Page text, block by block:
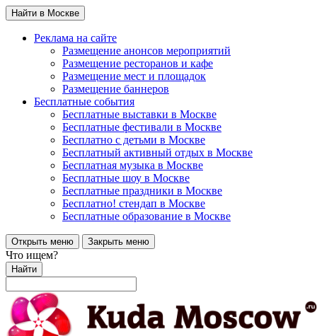
Найти в Москве
Реклама на сайте
Размещение анонсов мероприятий
Размещение ресторанов и кафе
Размещение мест и площадок
Размещение баннеров
Бесплатные события
Бесплатные выставки в Москве
Бесплатные фестивали в Москве
Бесплатно с детьми в Москве
Бесплатный активный отдых в Москве
Бесплатная музыка в Москве
Бесплатные шоу в Москве
Бесплатные праздники в Москве
Бесплатно! стендап в Москве
Бесплатные образование в Москве
Открыть меню Закрыть меню
Что ищем?
Найти